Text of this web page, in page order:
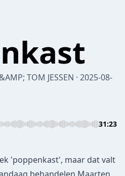
TOM JESSEN · 2025-08-
31:23
'poppenkast', maar dat valt